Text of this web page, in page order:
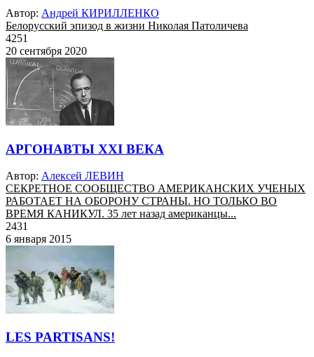
Автор: Андрей КИРИЛЛЕНКО
Белорусский эпизод в жизни Николая Патоличева
4251
20 сентября 2020
АРГОНАВТЫ XXI ВЕКА
Автор: Алексей ЛЕВИН
СЕКРЕТНОЕ СООБЩЕСТВО АМЕРИКАНСКИХ УЧЕНЫХ
РАБОТАЕТ НА ОБОРОНУ СТРАНЫ. НО ТОЛЬКО ВО
ВРЕМЯ КАНИКУЛ. 35 лет назад американцы...
2431
6 января 2015
LES PARTISANS!